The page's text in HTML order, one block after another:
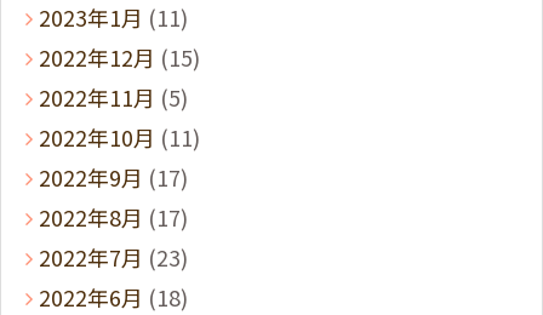
2023年1月 (11)
2022年12月 (15)
2022年11月 (5)
2022年10月 (11)
2022年9月 (17)
2022年8月 (17)
2022年7月 (23)
2022年6月 (18)